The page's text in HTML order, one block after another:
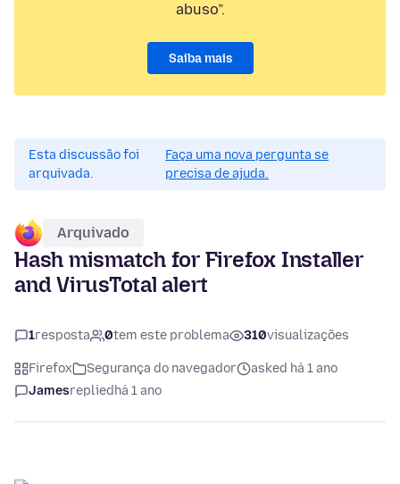
abuso”.
Saiba mais
Esta discussão foi
arquivada.
Faça uma nova pergunta se
precisa de ajuda.
Arquivado
Hash mismatch for Firefox Installer
and VirusTotal alert
1resposta 0tem este problema 310visualizações
Firefox Segurança do navegador
asked há 1 ano
Jamesreplied há 1 ano